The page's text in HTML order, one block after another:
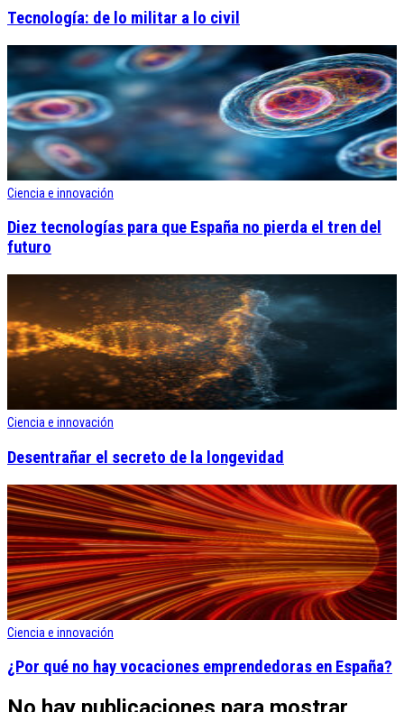
Tecnología: de lo militar a lo civil
Ciencia e innovación
Diez tecnologías para que España no pierda el tren del
futuro
Ciencia e innovación
Desentrañar el secreto de la longevidad
Ciencia e innovación
¿Por qué no hay vocaciones emprendedoras en España?